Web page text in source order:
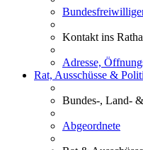
Kontakt ins
Adresse,
Rat, Ausschüsse &
Bundes-, Land-
Abgeordnete